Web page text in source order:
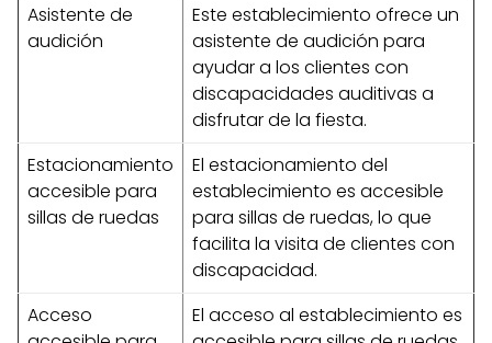
Asistente de
audición
Este establecimiento ofrece un
asistente de audición para
ayudar a los clientes con
discapacidades auditivas a
disfrutar de la fiesta.
Estacionamiento
accesible para
sillas de ruedas
El estacionamiento del
establecimiento es accesible
para sillas de ruedas, lo que
facilita la visita de clientes con
discapacidad.
Acceso
El acceso al establecimiento es